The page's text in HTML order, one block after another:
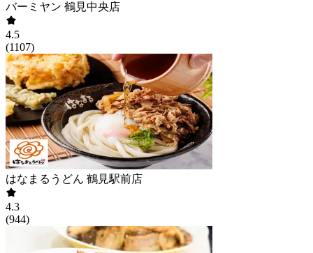
バーミヤン 鶴見中央店
4.5
(1107)
はなまるうどん 鶴見駅前店
4.3
(944)